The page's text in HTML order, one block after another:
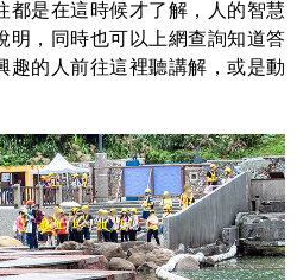
都是在這時候才了解，人的智慧
明，同時也可以上網查詢知道答
趣的人前往這裡聽講解，或是動